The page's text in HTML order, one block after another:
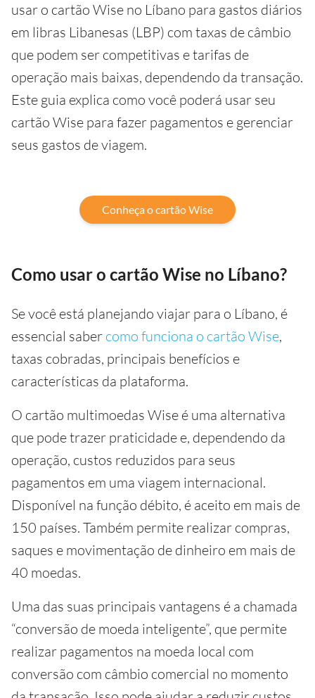
usar o cartão Wise no Líbano para gastos diários
em libras Libanesas (LBP) com taxas de câmbio
que podem ser competitivas e tarifas de
operação mais baixas, dependendo da transação.
Este guia explica como você poderá usar seu
cartão Wise para fazer pagamentos e gerenciar
seus gastos de viagem.
Conheça o cartão Wise
Como usar o cartão Wise no Líbano?
Se você está planejando viajar para o Líbano, é
essencial saber como funciona o cartão Wise,
taxas cobradas, principais benefícios e
características da plataforma.
O cartão multimoedas Wise é uma alternativa
que pode trazer praticidade e, dependendo da
operação, custos reduzidos para seus
pagamentos em uma viagem internacional.
Disponível na função débito, é aceito em mais de
150 países. Também permite realizar compras,
saques e movimentação de dinheiro em mais de
40 moedas.
Uma das suas principais vantagens é a chamada
“conversão de moeda inteligente”, que permite
realizar pagamentos na moeda local com
conversão com câmbio comercial no momento